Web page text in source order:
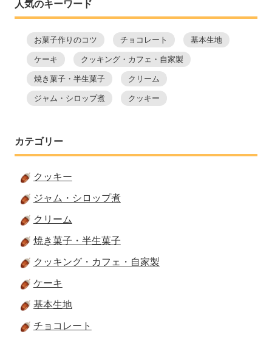
人気のキーワード
お菓子作りのコツ チョコレート 基本生地
ケーキ クッキング・カフェ・自家製
焼き菓子・半生菓子 クリーム
ジャム・シロップ煮 クッキー
カテゴリー
クッキー
ジャム・シロップ煮
クリーム
焼き菓子・半生菓子
クッキング・カフェ・自家製
ケーキ
基本生地
チョコレート